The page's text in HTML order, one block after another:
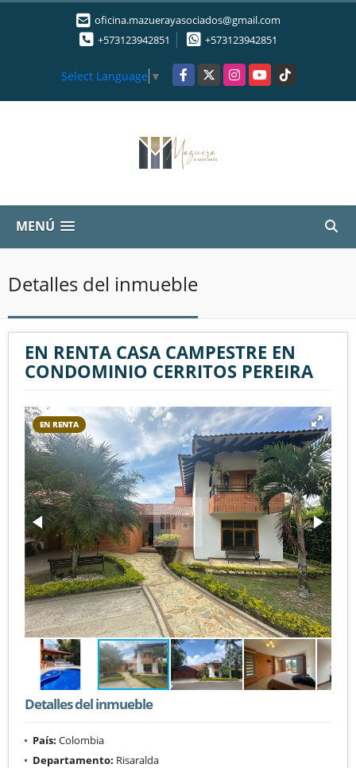
oficina.mazuerayasociados@gmail.com
+573123942851
+573123942851
Select Language ▼ Facebook
X InstagramYouTubeTikTok
MENÚ
Detalles del inmueble
EN RENTA CASA CAMPESTRE EN
CONDOMINIO CERRITOS PEREIRA
EN RENTA
Detalles del inmueble
País: Colombia
Departamento: Risaralda